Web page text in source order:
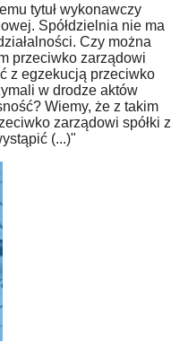
tytuł wykonawczy
Spółdzielnia nie ma
Czy można
przeciwko zarządowi
z egzekucją przeciwko
w drodze aktów
Wiemy, że z takim
zarządowi spółki z
(...)"